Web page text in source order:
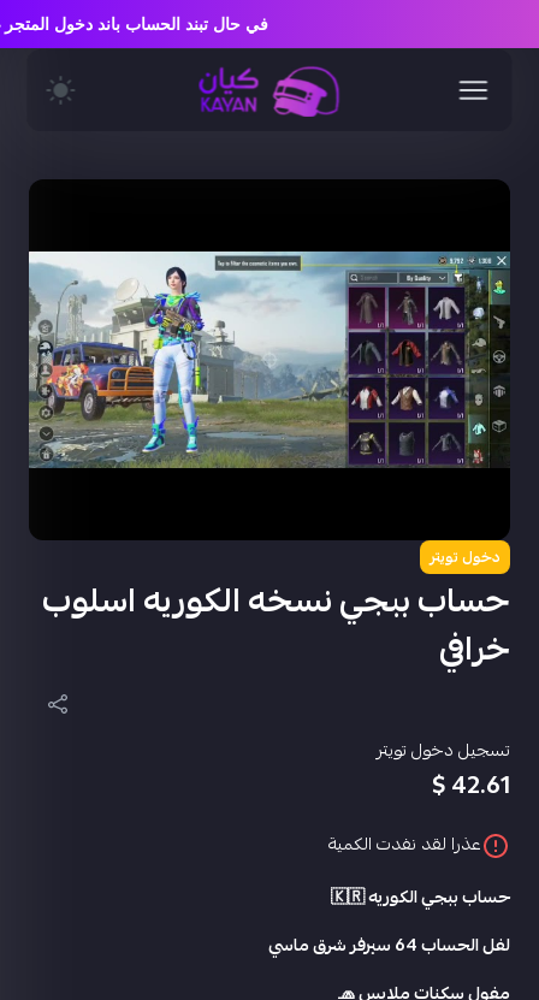
دخول تويتر
حساب ببجي نسخه الكوريه اسلوب
خرافي
تسجيل دخول تويتر
42.61 $
عذرا لقد نفدت الكمية
حساب ببجي الكوريه 🇰🇷
لفل الحساب 64 سيرفر شرق ماسي
مفول سكنات ملابس 🧢
في حال تبند الحساب باند دخول